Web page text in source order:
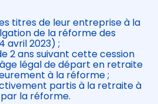
titres de leur entreprise à la
de la réforme des
avril 2023) ;
2 ans suivant cette cession
légal de départ en retraite
à la réforme ;
partis à la retraite à
la réforme.